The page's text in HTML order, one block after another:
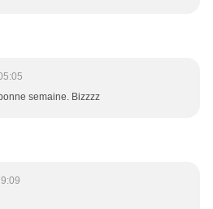
semaine. Bizzzz